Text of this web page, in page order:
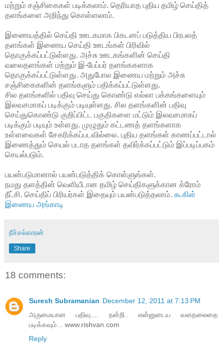
மற்றும் சஞ்சிகைகள் படிக்கலாம். தெரியாத புதிய தமிழ் செய்தித்
தளங்களை அறிந்து கொள்ளலாம்.
இணையத்தில் செய்தி ஊடகமாக பிகடனப் படுத்திய பிரபலத்
தளங்கள் இணைய செய்தி ஊடங்கள் பிரிவில்
தொகுக்கப்பட்டுள்ளது. அச்சு ஊடகங்களின் செய்தி
வலைதளங்கள் மற்றும் இ-பேப்பர் தளங்ககளாக
தொகுக்கப்பட்டுள்ளது. அதுபோல இணைய மற்றும் அச்சு
சஞ்சிகைகளின் தளங்களும் பதிக்கப்பட்டுள்ளது.
சில தளங்களில் பதிவு செய்து கொண்டு எல்லா பக்கங்களையும்
இலவசமாகப் படிக்கும் படியுள்ளது. சில தளங்களின் பதிவு
செய்துகொண்டு குறிப்பிட்ட பகுதிகளை மட்டும் இலவசமாகப்
படிக்கும் படியும் உள்ளது. முழுதும் கட்டணத் தளங்களாக
உள்ளவைகள் சேகரிக்கப்படவில்லை. புதிய தளங்கள் காணப்பட்டால்
இணைத்தும் செயல் படாத தளங்கள் தவிர்க்கப்பட்டும் இப்படிப்பகம்
செயல்படும்.
பயன்படுமானால் பயன்படுத்திக் கொள்ளுங்கள்.
நமது தளத்தின் வெளியீடான தமிழ் செய்திகளுக்கான க்ரோம்
நீட்சி. செய்திப் பிரியர்கள் இதையும் பயன்படுத்தலாம். கூகிள்
இணைய அங்காடி
நீச்சல்காரன்
Share
18 comments:
Suresh Subramanian December 12, 2011 at 7:13 PM
அருமையான பதிவு.... நன்றி.. என்னுடைய வளதலைதை
படிக்கவும்... www.rishvan.com
Reply